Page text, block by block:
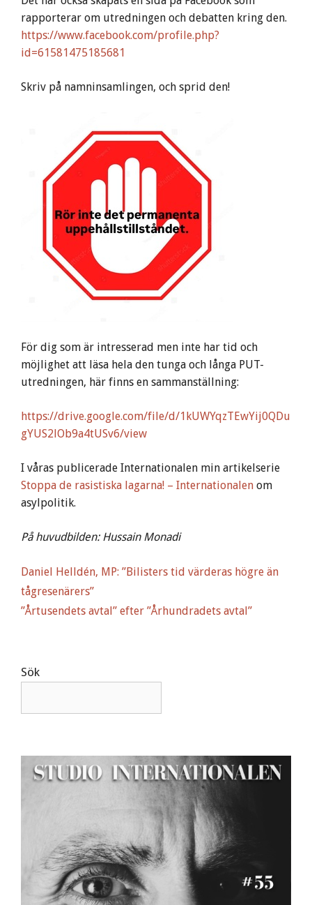
rapporterar om utredningen och debatten kring den.
https://www.facebook.com/profile.php?
id=61581475185681
Skriv på namninsamlingen, och sprid den!
För dig som är intresserad men inte har tid och
möjlighet att läsa hela den tunga och långa PUT-
utredningen, här finns en sammanställning:
https://drive.google.com/file/d/1kUWYqzTEwYij0QDu
gYUS2lOb9a4tUSv6/view
I våras publicerade Internationalen min artikelserie
Stoppa de rasistiska lagarna! – Internationalen om
asylpolitik.
På huvudbilden: Hussain Monadi
Daniel Helldén, MP: ”Bilisters tid värderas högre än
tågresenärers”
”Årtusendets avtal” efter ”Århundradets avtal”
Sök